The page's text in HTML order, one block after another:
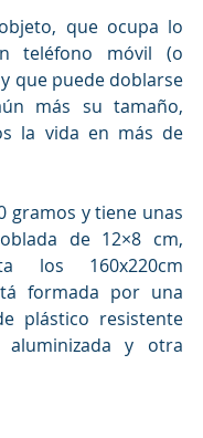
que ocupa lo
teléfono móvil (o
que puede doblarse
más su tamaño,
la vida en más de
gramos y tiene unas
de 12×8 cm,
los 160x220cm
formada por una
plástico resistente
y otra